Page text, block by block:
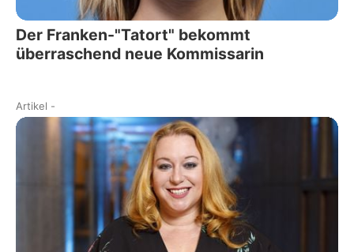
Der Franken-"Tatort" bekommt
überraschend neue Kommissarin
Artikel -